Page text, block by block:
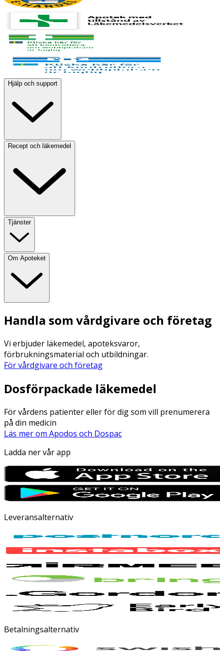
Hjälp och support
Recept och läkemedel
Tjänster
Om Apoteket
Handla som vårdgivare och företag
Vi erbjuder läkemedel, apoteksvaror,
förbrukningsmaterial och utbildningar.
För vårdgivare och företag
Dosförpackade läkemedel
För vårdens patienter eller för dig som vill prenumerera
på din medicin
Läs mer om Apodos och Dospac
Ladda ner vår app
Leveransalternativ
Betalningsalternativ